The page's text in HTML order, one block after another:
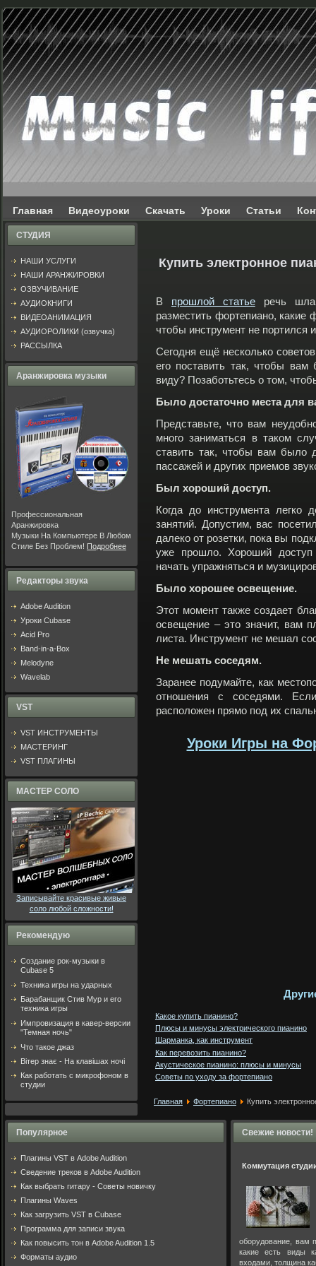
Главная Видеоуроки Скачать Уроки Статьи
СТУДИЯ
НАШИ УСЛУГИ
НАШИ АРАНЖИРОВКИ
ОЗВУЧИВАНИЕ
АУДИОКНИГИ
ВИДЕОАНИМАЦИЯ
АУДИОРОЛИКИ (озвучка)
РАССЫЛКА
Аранжировка музыки
Профессиональная
Аранжировка
Музыки На Компьютере В Любом
Стиле Без Проблем! Подробнее
Редакторы звука
Adobe Audition
Уроки Cubase
Acid Pro
Band-in-a-Box
Melodyne
Wavelab
VST
VST ИНСТРУМЕНТЫ
МАСТЕРИНГ
VST ПЛАГИНЫ
МАСТЕР СОЛО
Записывайте красивые живые
соло любой сложности!
Рекомендую
Создание рок-музыки в
Cubase 5
Техника игры на ударных
Барабанщик Стив Мур и его
техника игры
Импровизация в кавер-версии
"Темная ночь"
Что такое джаз
Вітер знає - На клавішах ночі
Как работать с микрофоном в
студии
Купить электронное
В прошлой статьеречь шла
разместить фортепиано, какие
чтобы инструмент не портился
Сегодня ещё несколько
его поставить так, чтобы
виду? Позаботьтесь о том,
Было достаточно места для
Представьте, что вам
много заниматься в таком
ставить так, чтобы вам было
пассажей и других приемов
Был хороший доступ.
Когда до инструмента легко
занятий. Допустим, вас
далеко от розетки, пока вы
уже прошло. Хороший доступ
начать упражняться и
Было хорошее освещение.
Этот момент также создает
освещение – это значит, вам
листа. Инструмент не мешал
Не мешать соседям.
Заранее подумайте, как
отношения с соседями.
расположен прямо под их
Уроки Игры на
Какое купить пианино?
Плюсы и минусы электрического пианино
Шарманка, как инструмент
Как перевозить пианино?
Акустическое пианино: плюсы и минусы
Советы по уходу за фортепиано
Главная Фортепиано Купить
Популярное
Плагины VST в Adobe Audition
Cведение треков в Adobe Audition
Как выбрать гитару - Советы новичку
Плагины Waves
Как загрузить VST в Cubase
Программа для записи звука
Как повысить тон в Adobe Audition 1.5
Форматы аудио
Свежие новости!
Коммутация
оборудование, вам
какие есть виды
входами, толщина